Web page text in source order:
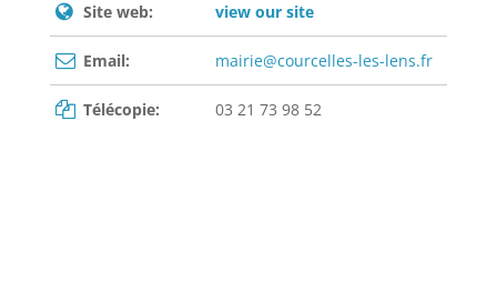
Site web: view our site
Email: mairie@courcelles-les-lens.fr
Télécopie: 03 21 73 98 52